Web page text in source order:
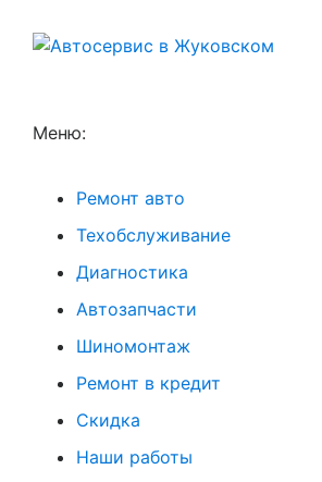
Меню:
Ремонт авто
Техобслуживание
Диагностика
Автозапчасти
Шиномонтаж
Ремонт в кредит
Скидка
Наши работы